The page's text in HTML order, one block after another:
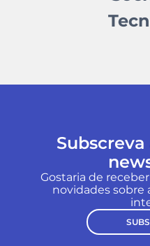
Gostaria de
novidades sobre